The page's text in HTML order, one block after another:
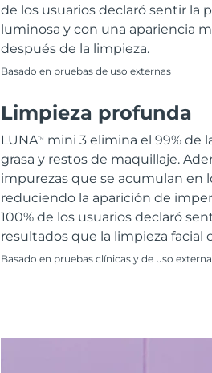
de los usuarios declaró sentir la
luminosa y con una apariencia
después de la limpieza.
Basado en pruebas de uso externas
Limpieza profunda
LUNATM
mini 3 elimina el 99% de
grasa y restos de maquillaje.
impurezas que se acumulan en
reduciendo la aparición de
100% de los usuarios declaró
resultados que la limpieza facial
Basado en pruebas clínicas y de uso